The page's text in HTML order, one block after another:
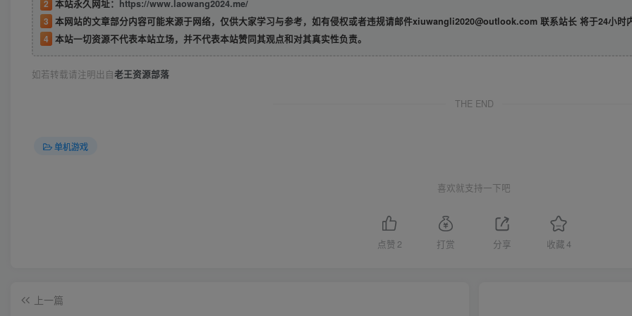
2 本站永久网址： https://www.laowang2024.me/
3 本网站的文章部分内容可能来源于网络，仅供大家学习与参考，如有侵权或者违规请邮件xiuwangli2020@outlook.com 联系站长 将于24小时
4 本站一切资源不代表本站立场，并不代表本站赞同其观点和对其真实性负责。
如若转载请注明出自老王资源部落
THE END
单机游戏
喜欢就支持一下吧
点赞 2 打赏 分享 收藏4
上一篇